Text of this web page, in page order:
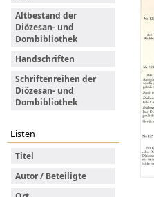
Altbestand der
Diözesan- und
Dombibliothek
Handschriften
Schriftenreihen der
Diözesan- und
Dombibliothek
Listen
Titel
Autor / Beteiligte